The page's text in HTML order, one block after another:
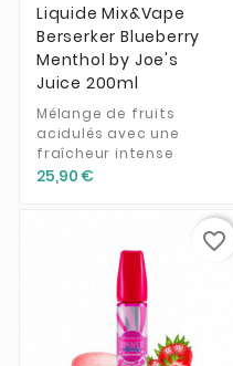
Liquide Mix&Vape
Berserker Blueberry
Menthol by Joe's
Juice 200ml
Mélange de fruits
acidulés avec une
fraîcheur intense
25,90 €
favorite_border